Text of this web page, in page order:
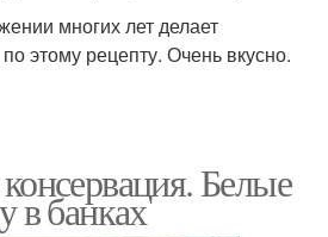
многих лет делает
этому рецепту. Очень вкусно.
Белые
в банках